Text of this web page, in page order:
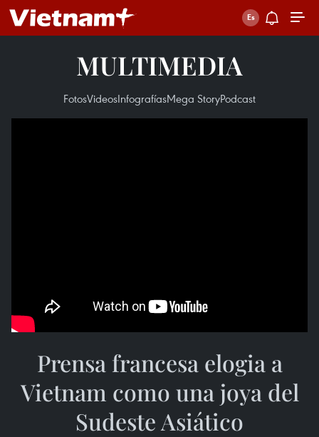
MULTIMEDIA
FotosVideosInfografíasMega StoryPodcast
Prensa francesa elogia a
Vietnam como una joya del
Sudeste Asiático